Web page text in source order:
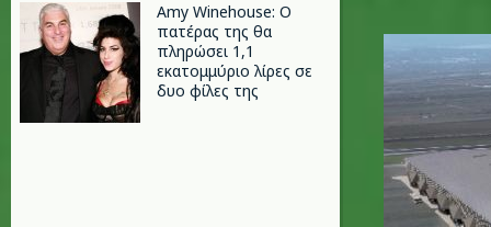
Amy Winehouse: Ο
πατέρας της θα
πληρώσει 1,1
εκατομμύριο λίρες σε
δυο φίλες της